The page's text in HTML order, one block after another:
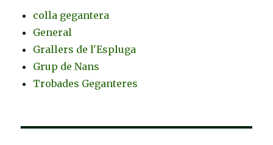
colla gegantera
General
Grallers de l'Espluga
Grup de Nans
Trobades Geganteres